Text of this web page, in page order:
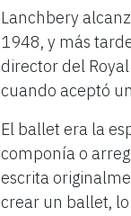
Lanchbery
1948, y más
director del
cuando aceptó
El ballet era la
componía o
escrita
crear un ballet,